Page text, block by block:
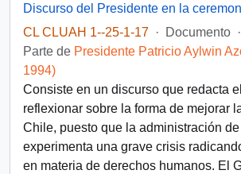
CL CLUAH 1--25-1-17 · Documento ·
Parte de Presidente Patricio Aylwin
1994)
Consiste en un discurso que redacta
reflexionar sobre la forma de mejorar
Chile, puesto que la administración
experimenta una grave crisis
en materia de derechos humanos. El